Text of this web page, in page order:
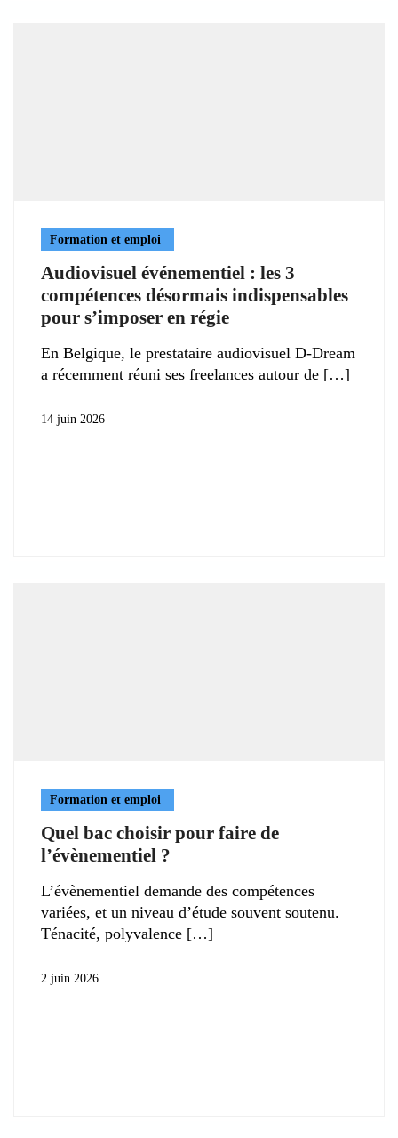
Formation et emploi
Audiovisuel événementiel : les 3
compétences désormais indispensables
pour s’imposer en régie
En Belgique, le prestataire audiovisuel D-Dream
a récemment réuni ses freelances autour de
14 juin 2026
Formation et emploi
Quel bac choisir pour faire de
l’évènementiel ?
L’évènementiel demande des compétences
variées, et un niveau d’étude souvent soutenu.
Ténacité, polyvalence
2 juin 2026